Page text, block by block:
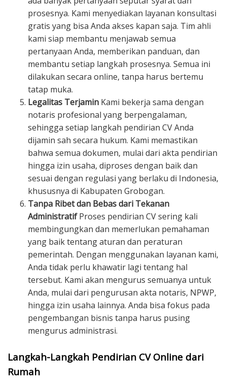
prosesnya. Kami menyediakan layanan konsultasi
gratis yang bisa Anda akses kapan saja. Tim ahli
kami siap membantu menjawab semua
pertanyaan Anda, memberikan panduan, dan
membantu setiap langkah prosesnya. Semua ini
dilakukan secara online, tanpa harus bertemu
tatap muka.
Legalitas Terjamin Kami bekerja sama dengan
notaris profesional yang berpengalaman,
sehingga setiap langkah pendirian CV Anda
dijamin sah secara hukum. Kami memastikan
bahwa semua dokumen, mulai dari akta pendirian
hingga izin usaha, diproses dengan baik dan
sesuai dengan regulasi yang berlaku di Indonesia,
khususnya di Kabupaten Grobogan.
Tanpa Ribet dan Bebas dari Tekanan
AdministratifProses pendirian CV sering kali
membingungkan dan memerlukan pemahaman
yang baik tentang aturan dan peraturan
pemerintah. Dengan menggunakan layanan kami,
Anda tidak perlu khawatir lagi tentang hal
tersebut. Kami akan mengurus semuanya untuk
Anda, mulai dari pengurusan akta notaris, NPWP,
hingga izin usaha lainnya. Anda bisa fokus pada
pengembangan bisnis tanpa harus pusing
mengurus administrasi.
Langkah-Langkah Pendirian CV Online dari
Rumah